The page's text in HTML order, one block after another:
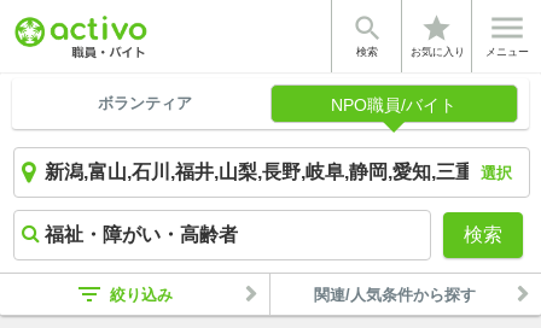

検索
star
お気に入り

メニュー
ボランティア NPO職員/バイト
選択
検索
filter_list 絞り込み 関連/人気条件から探す